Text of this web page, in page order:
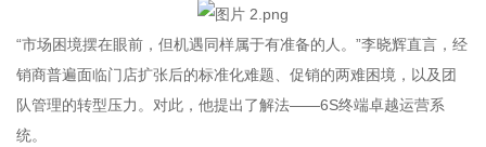
“市场困境摆在眼前，但机遇同样属于有准备的人。”李晓辉直言，经
销商普遍面临门店扩张后的标准化难题、促销的两难困境，以及团
队管理的转型压力。对此，他提出了解法——6S终端卓越运营系
统。